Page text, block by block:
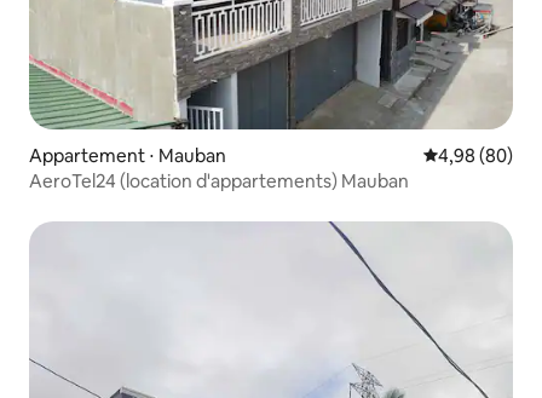
Appartement ⋅ Mauban Évaluation
4,98 (80)
AeroTel24 (location d'appartements) Mauban